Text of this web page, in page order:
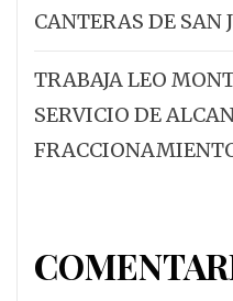
CANTERAS DE SAN
TRABAJA LEO
SERVICIO DE